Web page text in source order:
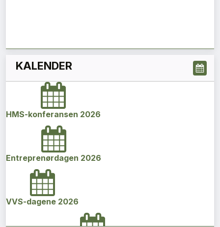
KALENDER
HMS-konferansen 2026
Entreprenørdagen 2026
VVS-dagene 2026